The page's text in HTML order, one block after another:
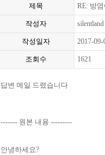
제목 RE: 방
작성자 silentland
작성일자 2017-09-
조회수 1621
답변 메일 드렸습니다
------- 원본 내용 ---------
안녕하세요?